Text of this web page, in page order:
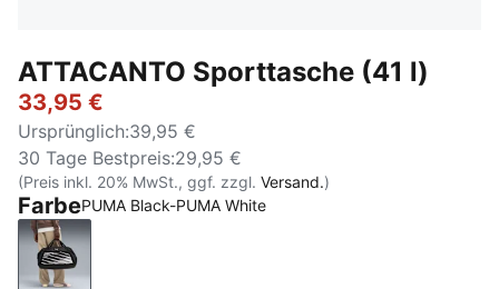
ATTACANTO Sporttasche (41 l)
33,95 €
Ursprünglich:39,95 €
30 Tage Bestpreis:29,95 €
(Preis inkl. 20% MwSt., ggf. zzgl. Versand.)
FarbePUMA Black-PUMA White
PUMA Black-PUMA White